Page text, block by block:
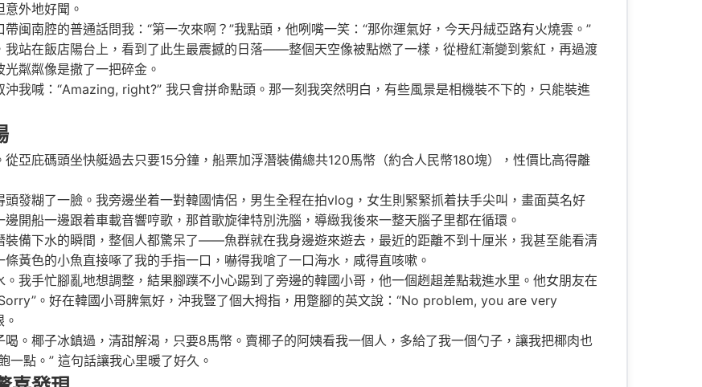
外地好聞。
闽南腔的普通話問我：“第一次來啊？”我點頭，他咧嘴一笑：“那你運氣好，今天丹絨亞路有火燒雲。”
站在飯店陽台上，看到了此生最震撼的日落——整個天空像被點燃了一樣，從橙紅漸變到紫紅，再過渡
粼粼像是撒了一把碎金。
我喊：“Amazing, right?” 我只會拼命點頭。那一刻我突然明白，有些風景是相機裝不下的，只能裝進
亞庇碼頭坐快艇過去只要15分鐘，船票加浮潛裝備總共120馬幣（約合人民幣180塊），性價比高得離
發糊了一臉。我旁邊坐着一對韓國情侶，男生全程在拍vlog，女生則緊緊抓着扶手尖叫，畫面莫名好
開船一邊跟着車載音響哼歌，那首歌旋律特別洗腦，導緻我後來一整天腦子里都在循環。
備下水的瞬間，整個人都驚呆了——魚群就在我身邊遊來遊去，最近的距離不到十厘米，我甚至能看清
黃色的小魚直接啄了我的手指一口，嚇得我嗆了一口海水，咸得直咳嗽。
我手忙腳亂地想調整，結果腳蹼不小心踢到了旁邊的韓國小哥，他一個趔趄差點栽進水里。他女朋友在
。好在韓國小哥脾氣好，沖我豎了個大拇指，用蹩腳的英文說：“No problem, you are very
。椰子冰鎮過，清甜解渴，只要8馬幣。賣椰子的阿姨看我一個人，多給了我一個勺子，讓我把椰肉也
一點。” 這句話讓我心里暖了好久。